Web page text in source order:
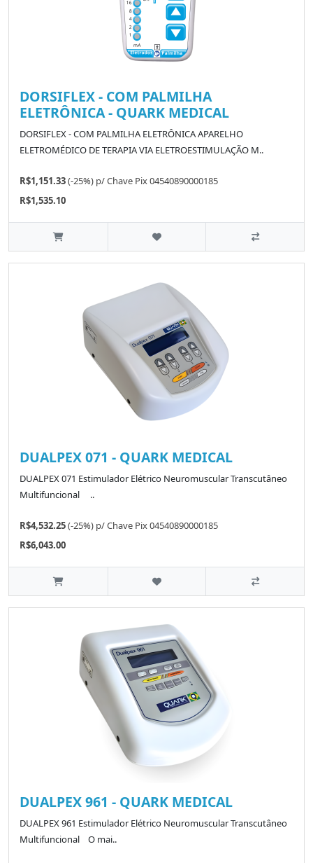
DORSIFLEX - COM PALMILHA
ELETRÔNICA - QUARK MEDICAL
DORSIFLEX - COM PALMILHA ELETRÔNICA APARELHO
ELETROMÉDICO DE TERAPIA VIA ELETROESTIMULAÇÃO M..
R$1,151.33(-25%) p/Chave Pix 04540890000185
R$1,535.10
DUALPEX 071 - QUARK MEDICAL
DUALPEX 071 Estimulador Elétrico Neuromuscular Transcutâneo
Multifuncional ..
R$4,532.25(-25%) p/Chave Pix 04540890000185
R$6,043.00
DUALPEX 961 - QUARK MEDICAL
DUALPEX 961 Estimulador Elétrico Neuromuscular Transcutâneo
Multifuncional O mai..